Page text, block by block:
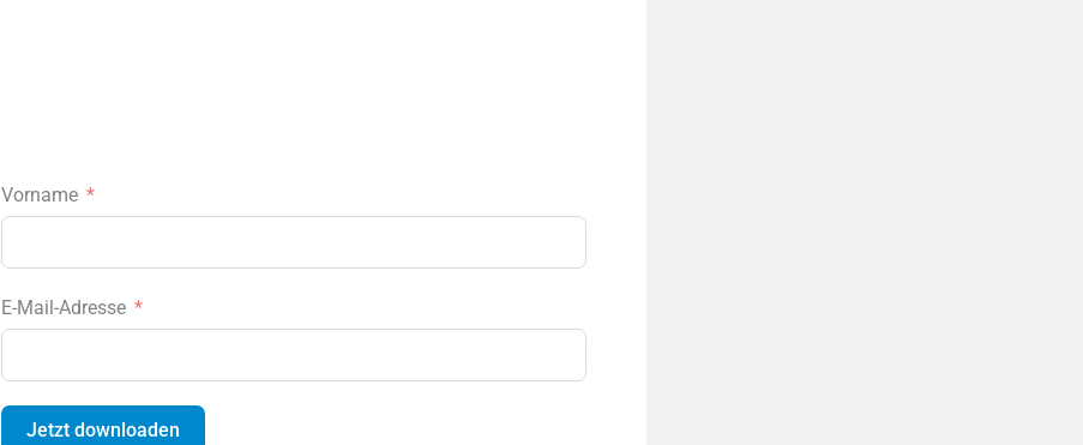
Vorname
E-Mail-Adresse
Jetzt downloaden